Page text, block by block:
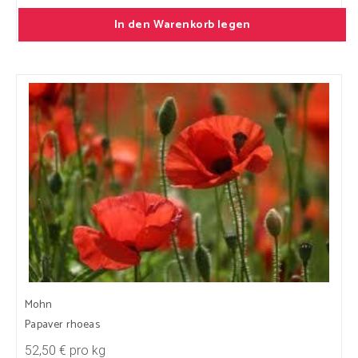
In den Warenkorb legen
Mohn
Papaver rhoeas
52,50 € pro kg